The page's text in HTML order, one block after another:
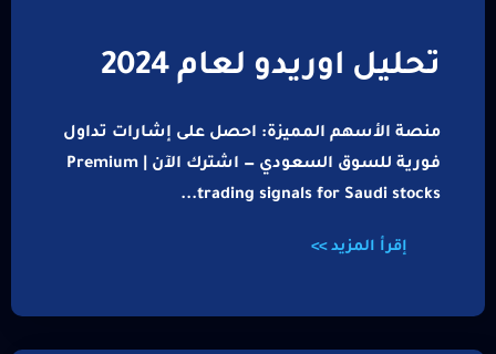
تحليل اوريدو لعام 2024
منصة الأسهم المميزة: احصل على إشارات تداول
فورية للسوق السعودي — اشترك الآن | Premium
trading signals for Saudi stocks...
إقرأ المزيد >>